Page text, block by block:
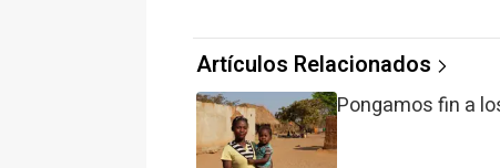
Artículos Relacionados
Pongamos fin a